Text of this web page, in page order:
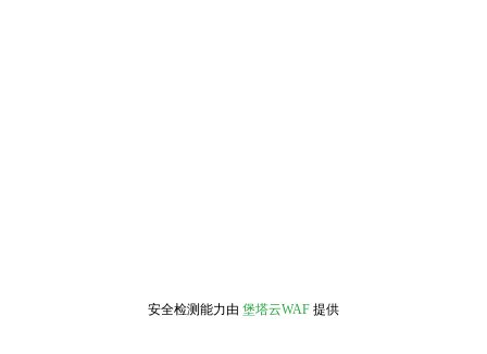
安全检测能力由 堡塔云WAF 提供